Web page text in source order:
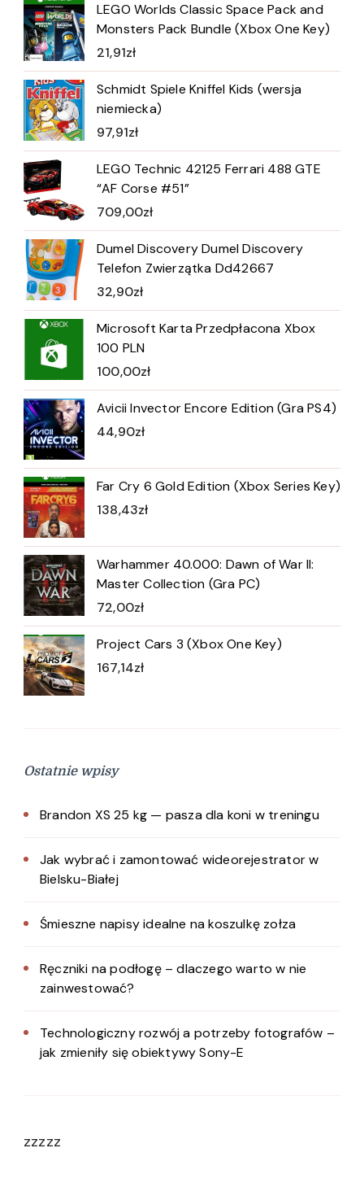
LEGO Worlds Classic Space Pack and
Monsters Pack Bundle (Xbox One Key)
21,91zł
Schmidt Spiele Kniffel Kids (wersja
niemiecka)
97,91zł
LEGO Technic 42125 Ferrari 488 GTE
“AF Corse #51”
709,00zł
Dumel Discovery Dumel Discovery
Telefon Zwierzątka Dd42667
32,90zł
Microsoft Karta Przedpłacona Xbox
100 PLN
100,00zł
Avicii Invector Encore Edition (Gra PS4)
44,90zł
Far Cry 6 Gold Edition (Xbox Series Key)
138,43zł
Warhammer 40.000: Dawn of War II:
Master Collection (Gra PC)
72,00zł
Project Cars 3 (Xbox One Key)
167,14zł
Ostatnie wpisy
Brandon XS 25 kg — pasza dla koni w treningu
Jak wybrać i zamontować wideorejestrator w
Bielsku-Białej
Śmieszne napisy idealne na koszulkę zołza
Ręczniki na podłogę – dlaczego warto w nie
zainwestować?
Technologiczny rozwój a potrzeby fotografów –
jak zmieniły się obiektywy Sony-E
zzzzz